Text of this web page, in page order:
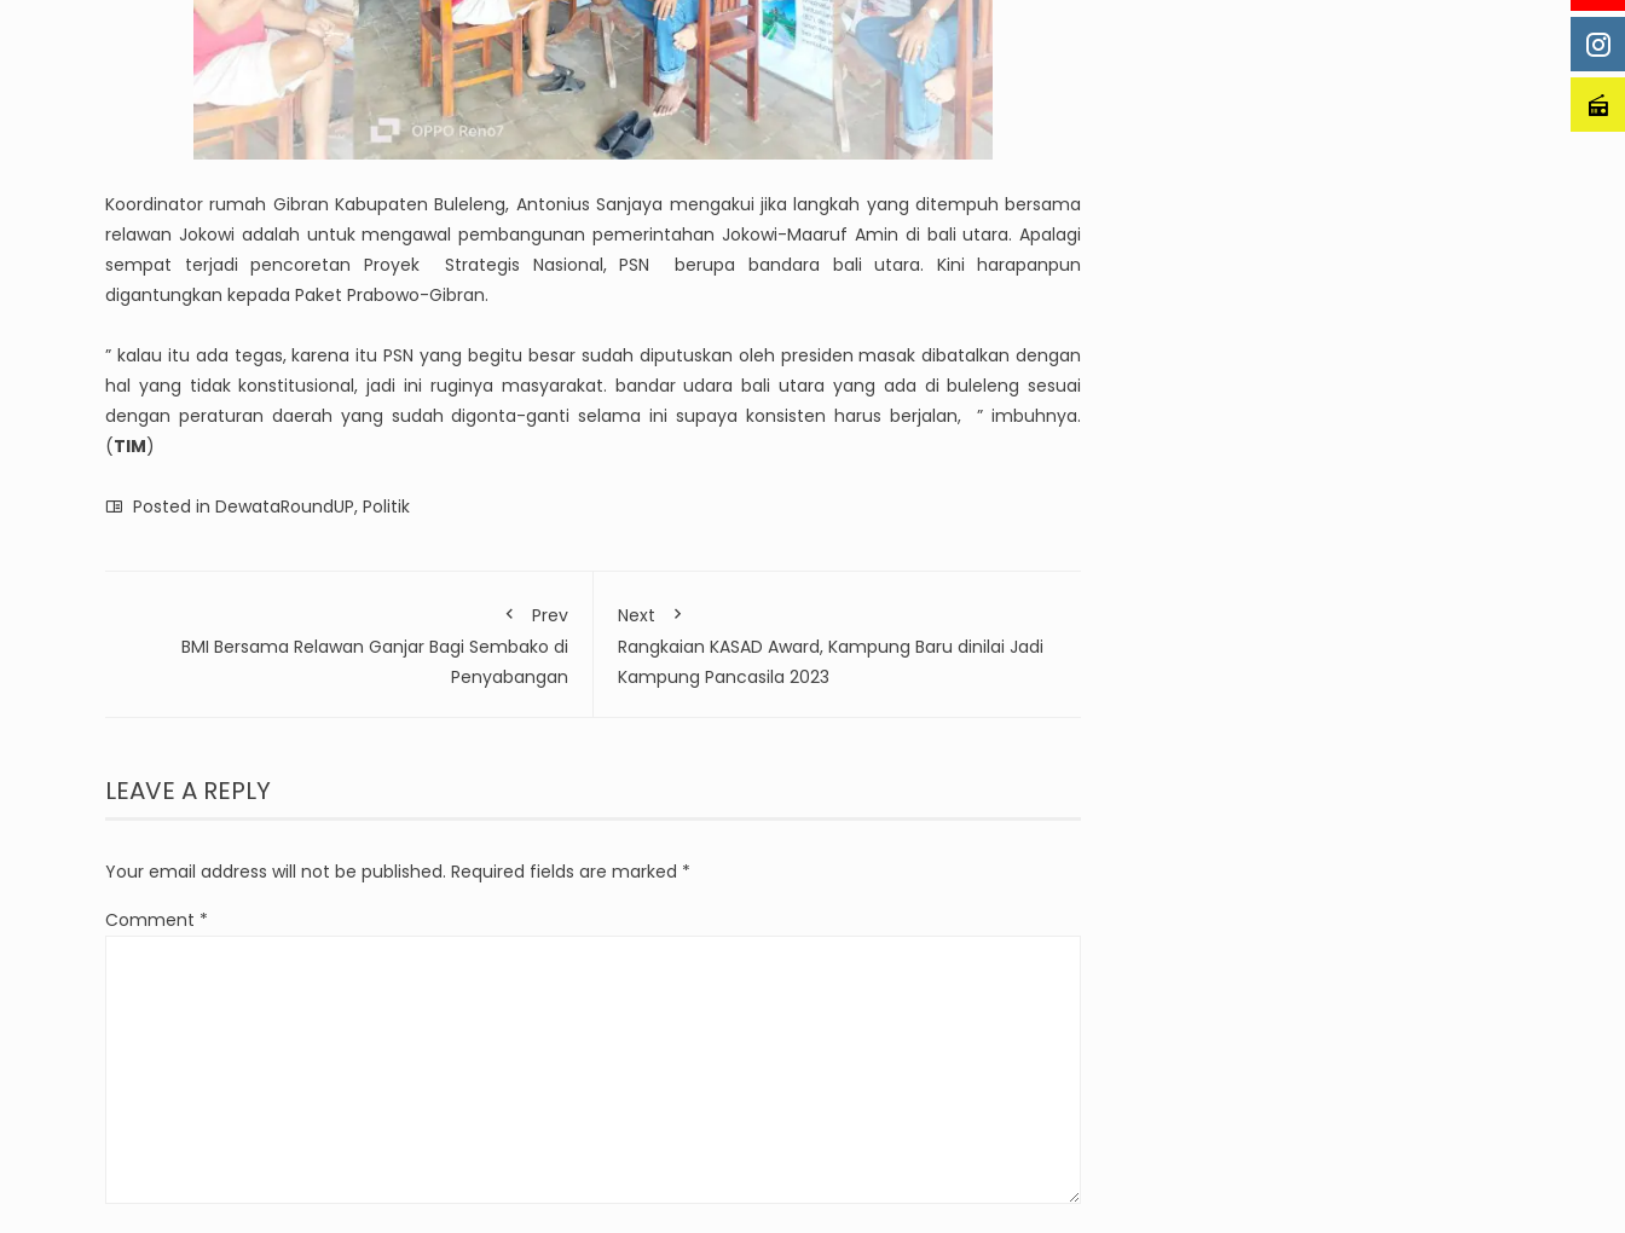
Koordinator rumah Gibran Kabupaten Buleleng, Antonius Sanjaya mengakui jika langkah yang ditempuh bersama
relawan Jokowi adalah untuk mengawal pembangunan pemerintahan Jokowi-Maaruf Amin di bali utara. Apalagi
sempat terjadi pencoretan Proyek Strategis Nasional, PSN berupa bandara bali utara. Kini harapanpun
digantungkan kepada Paket Prabowo-Gibran.
” kalau itu ada tegas, karena itu PSN yang begitu besar sudah diputuskan oleh presiden masak dibatalkan dengan
hal yang tidak konstitusional, jadi ini ruginya masyarakat. bandar udara bali utara yang ada di buleleng sesuai
dengan peraturan daerah yang sudah digonta-ganti selama ini supaya konsisten harus berjalan, ” imbuhnya.
(TIM)
Posted in DewataRoundUP, Politik
Prev
BMI Bersama Relawan Ganjar Bagi Sembako di
Penyabangan
Next
Rangkaian KASAD Award, Kampung Baru dinilai Jadi
Kampung Pancasila 2023
LEAVE A REPLY
Your email address will not be published. Required fields are marked *
Comment *